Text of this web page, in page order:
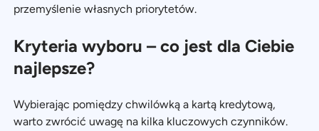
przemyślenie własnych priorytetów.
Kryteria wyboru – co jest dla Ciebie
najlepsze?
Wybierając pomiędzy chwilówką a kartą kredytową,
warto zwrócić uwagę na kilka kluczowych czynników.